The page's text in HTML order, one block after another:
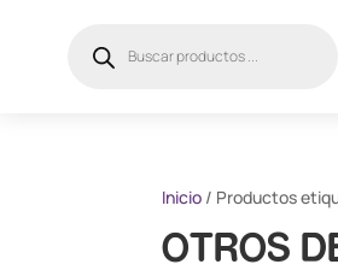
productos
Inicio / Productos
OTROS